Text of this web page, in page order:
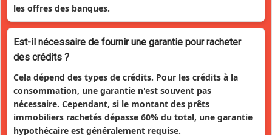
les offres des banques.
Est-il nécessaire de fournir une garantie pour racheter
des crédits ?
Cela dépend des types de crédits. Pour les crédits à la
consommation, une garantie n'est souvent pas
nécessaire. Cependant, si le montant des prêts
immobiliers rachetés dépasse 60% du total, une garantie
hypothécaire est généralement requise.